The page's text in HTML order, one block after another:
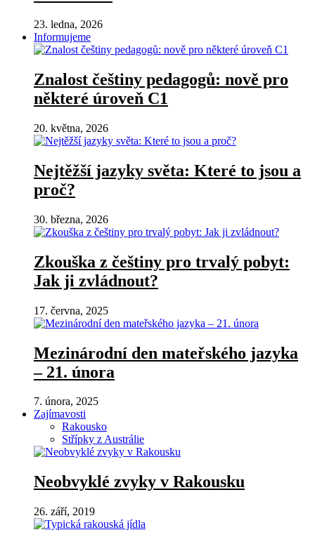
23. ledna, 2026
Informujeme
Znalost češtiny pedagogů: nově pro
některé úroveň C1
20. května, 2026
Nejtěžší jazyky světa: Které to jsou a
proč?
30. března, 2026
Zkouška z češtiny pro trvalý pobyt:
Jak ji zvládnout?
17. června, 2025
Mezinárodní den mateřského jazyka
– 21. února
7. února, 2025
Zajímavosti
Rakousko
Střípky z Austrálie
Neobvyklé zvyky v Rakousku
26. září, 2019